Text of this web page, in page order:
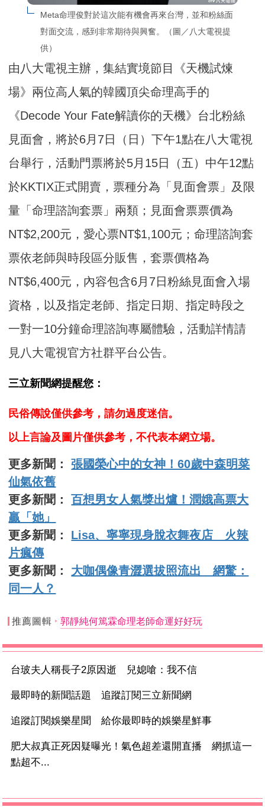
Meta命理俊對於這次能有機會再來台灣，並和粉絲面
對面交流，感到非常期待與興奮。（圖／八大電視提
供）
由八大電視主辦，集結實境節目《天機試煉
場》兩位高人氣的韓國頂尖命理高手的
《Decode Your Fate解讀你的天機》台北粉絲
見面會，將於6月7日（日）下午1點在八大電視
台舉行，活動門票將於5月15日（五）中午12點
於KKTIX正式開賣，票種分為「見面會票」及限
量「命理諮詢套票」兩類；見面會票票價為
NT$2,200元，愛心票NT$1,100元；命理諮詢套
票依老師與時段區分販售，套票價格為
NT$6,400元，內容包含6月7日粉絲見面會入場
資格，以及指定老師、指定日期、指定時段之
一對一10分鐘命理諮詢專屬體驗，活動詳情請
見八大電視官方社群平台公告。
三立新聞網提醒您：
民俗傳說僅供參考，請勿過度迷信。
以上言論及圖片僅供參考，不代表本網立場。
更多新聞：張國榮心中的女神！60歲中森明菜
仙氣依舊
更多新聞：百想男女人氣獎出爐！潤娥高票大
贏「她」
更多新聞： Lisa、寧寧現身脫衣舞夜店 火辣
片瘋傳
更多新聞： 大咖偶像青澀選拔照流出 網驚：
同一人？
推薦圖輯 郭靜純何篤霖命理老師命運好好玩
台玻夫人稱長子2原因逝 兒媳嗆：我不信
最即時的新聞話題 追蹤訂閱三立新聞網
追蹤訂閱娛樂星聞 給你最即時的娛樂星鮮事
肥大叔真正死因疑曝光！氣色超差還開直播 網抓這一
點超不...